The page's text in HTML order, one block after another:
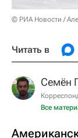
© РИА Новости /
Читать в
Семён
Все